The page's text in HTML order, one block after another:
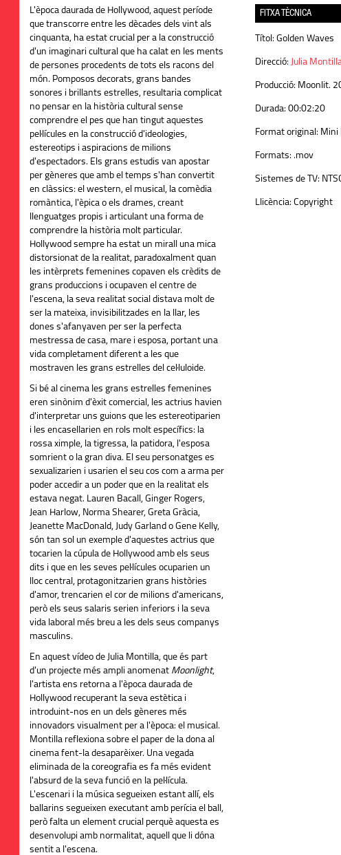
L'època daurada de Hollywood, aquest període
que transcorre entre les dècades dels vint als
cinquanta, ha estat crucial per a la construcció
d'un imaginari cultural que ha calat en les ments
de persones procedents de tots els racons del
món. Pomposos decorats, grans bandes
sonores i brillants estrelles, resultaria complicat
no pensar en la història cultural sense
comprendre el pes que han tingut aquestes
pel·lícules en la construcció d'ideologies,
estereotips i aspiracions de milions
d'espectadors. Els grans estudis van apostar
per gèneres que amb el temps s'han convertit
en clàssics: el western, el musical, la comèdia
romàntica, l'èpica o els drames, creant
llenguatges propis i articulant una forma de
comprendre la història molt particular.
Hollywood sempre ha estat un mirall una mica
distorsionat de la realitat, paradoxalment quan
les intèrprets femenines copaven els crèdits de
grans produccions i ocupaven el centre de
l'escena, la seva realitat social distava molt de
ser la mateixa, invisibilitzades en la llar, les
dones s'afanyaven per ser la perfecta
mestressa de casa, mare i esposa, portant una
vida completament diferent a les que
mostraven les grans estrelles del cel·luloide.
Si bé al cinema les grans estrelles femenines
eren sinònim d'èxit comercial, les actrius havien
d'interpretar uns guions que les estereotiparien
i les encasellarien en rols molt específics: la
rossa ximple, la tigressa, la patidora, l'esposa
somrient o la gran diva. El seu personatges es
sexualizarien i usarien el seu cos com a arma per
poder accedir a un poder que en la realitat els
estava negat. Lauren Bacall, Ginger Rogers,
Jean Harlow, Norma Shearer, Greta Gràcia,
Jeanette MacDonald, Judy Garland o Gene Kelly,
són tan sol un exemple d'aquestes actrius que
tocarien la cúpula de Hollywood amb els seus
dits i que en les seves pel·lícules ocuparien un
lloc central, protagonitzarien grans històries
d'amor, trencarien el cor de milions d'americans,
però els seus salaris serien inferiors i la seva
vida laboral més breu a les dels seus companys
masculins.
En aquest vídeo de Julia Montilla, que és part
d'un projecte més ampli anomenat Moonlight,
l'artista ens retorna a l'època daurada de
Hollywood recuperant la seva estètica i
introduint-nos en un dels gèneres més
innovadors visualment per a l'època: el musical.
Montilla reflexiona sobre el paper de la dona al
cinema fent-la desaparèixer. Una vegada
eliminada de la coreografia es fa més evident
l'absurd de la seva funció en la pel·lícula.
L'escenari i la música segueixen estant allí, els
ballarins segueixen executant amb perícia el ball,
però falta un element crucial perquè aquesta es
desenvolupi amb normalitat, aquell que li dóna
sentit a l'escena.
FITXA TÈCNICA
Títol: Golden Waves
Direcció: Julia
Producció: Moonlit.
Durada: 00:02:20
Format original: Mini
Formats: .mov
Sistemes de TV:
Llicència: Copyright